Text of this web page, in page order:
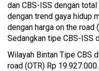
dan CBS-ISS dengan
dengan trend gaya hidup
dengan harga on the road
Sedangkan tipe CBS-ISS
Wilayah Bintan Tipe CBS
road (OTR) Rp